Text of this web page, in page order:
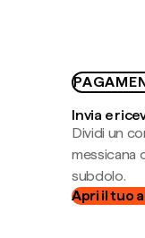
Invia e
Dividi un
messicana
subdolo.
Apri il tuo